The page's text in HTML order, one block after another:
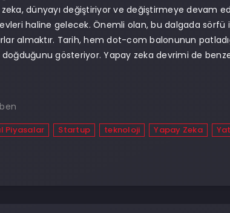
dünyayı değiştiriyor ve değiştirmeye devam
haline gelecek. Önemli olan, bu dalgada sörfü
almaktır. Tarih, hem dot-com balonunun
gösteriyor. Yapay zeka devrimi de
Piyasalar Startup teknoloji Yapay Zeka